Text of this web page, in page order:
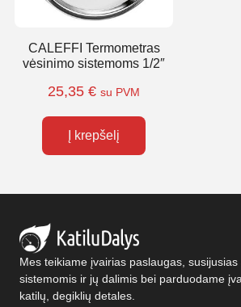
CALEFFI Termometras
vėsinimo sistemoms 1/2″
25,35 € su PVM
Į krepšelį
Mes teikiame įvairias paslaugas,
sistemomis ir jų dalimis bei parduodame
katilų, degiklių detales.